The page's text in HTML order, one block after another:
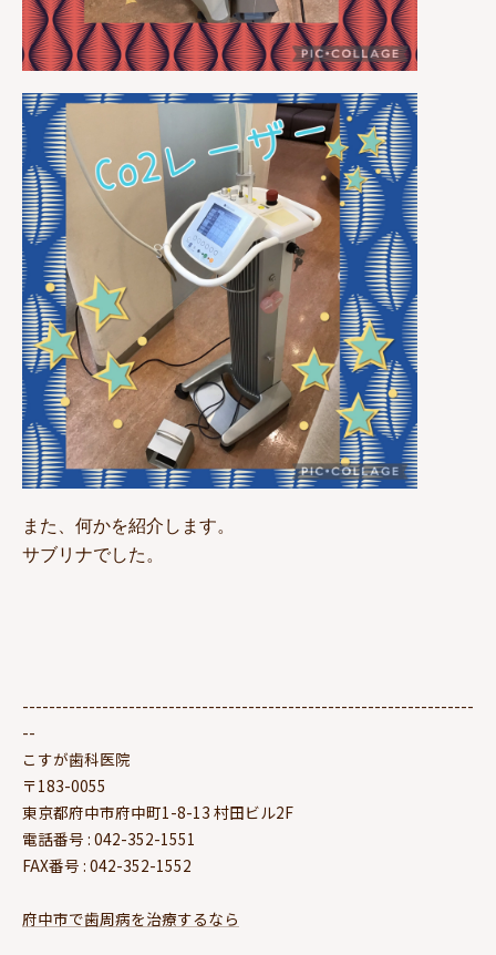
また、何かを紹介します。
サブリナでした。
--------------------------------------------------------------------
--
こすが歯科医院
〒183-0055
東京都府中市府中町1-8-13 村田ビル2F
電話番号 : 042-352-1551
FAX番号 : 042-352-1552
府中市で歯周病を治療するなら